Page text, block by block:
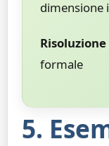
dimensione
formale
5.